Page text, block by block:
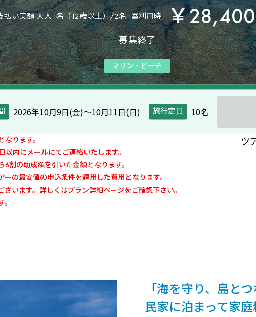
払い実額 大人1名（12歳以上）/2名1室利用時 ￥28,400
募集終了
マリン・ビーチ
2026年10月9日(金)〜10月11日(日) 旅行定員 10名
ります。
内にメールにてご連絡いたします。
割の助成額を引いた金額となります。
の最安値の申込条件を適用した費用となります。
います。詳しくはプラン詳細ページをご確認下さい。
ツ
「海を守り、島とつ
民家に泊まって家